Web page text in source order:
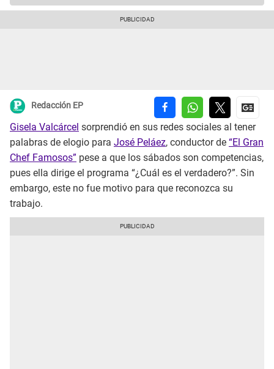
Redacción EP
Gisela Valcárcel sorprendió en sus redes sociales al tener
palabras de elogio para José Peláez, conductor de “El Gran
Chef Famosos” pese a que los sábados son competencias,
pues ella dirige el programa “¿Cuál es el verdadero?”. Sin
embargo, este no fue motivo para que reconozca su
trabajo.